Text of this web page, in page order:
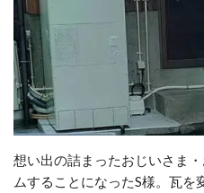
想い出の詰まったおじいさま
ムすることになったS様。瓦